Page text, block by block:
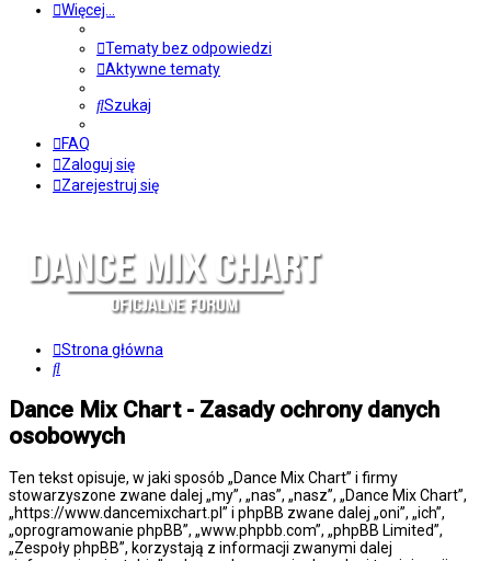
Więcej…
Tematy bez odpowiedzi
Aktywne tematy
Szukaj
FAQ
Zaloguj się
Zarejestruj się
Strona główna
Szukaj
Dance Mix Chart - Zasady ochrony danych
osobowych
Ten tekst opisuje, w jaki sposób „Dance Mix Chart” i firmy
stowarzyszone zwane dalej „my”, „nas”, „nasz”, „Dance Mix Chart”,
„https://www.dancemixchart.pl” i phpBB zwane dalej „oni”, „ich”,
„oprogramowanie phpBB”, „www.phpbb.com”, „phpBB Limited”,
„Zespoły phpBB”, korzystają z informacji zwanymi dalej